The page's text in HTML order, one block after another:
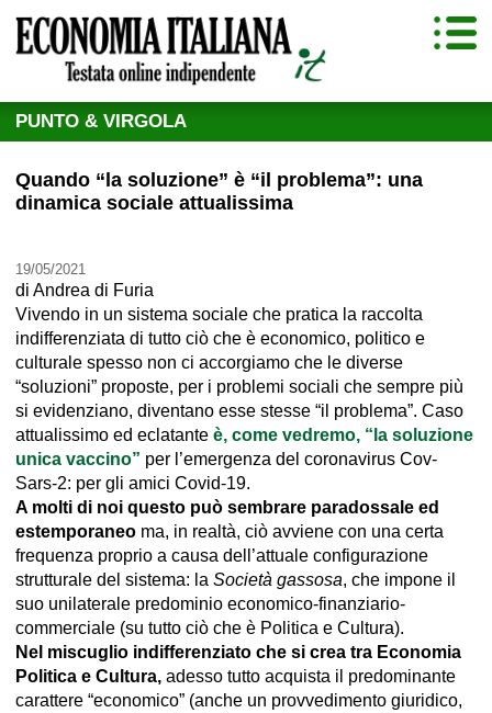
PUNTO & VIRGOLA
Quando “la soluzione” è “il problema”: una
dinamica sociale attualissima
19/05/2021
di Andrea di Furia
Vivendo in un sistema sociale che pratica la raccolta
indifferenziata di tutto ciò che è economico, politico e
culturale spesso non ci accorgiamo che le diverse
“soluzioni” proposte, per i problemi sociali che sempre più
si evidenziano, diventano esse stesse “il problema”. Caso
attualissimo ed eclatante è, come vedremo, “la soluzione
unica vaccino” per l’emergenza del coronavirus Cov-
Sars-2: per gli amici Covid-19.
A molti di noi questo può sembrare paradossale ed
estemporaneo ma, in realtà, ciò avviene con una certa
frequenza proprio a causa dell’attuale configurazione
strutturale del sistema: la Società gassosa, che impone il
suo unilaterale predominio economico-finanziario-
commerciale (su tutto ciò che è Politica e Cultura).
Nel miscuglio indifferenziato che si crea tra Economia
Politica e Cultura, adesso tutto acquista il predominante
carattere “economico” (anche un provvedimento giuridico,